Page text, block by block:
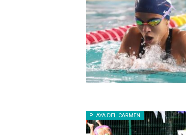
PLAYA DEL CARMEN